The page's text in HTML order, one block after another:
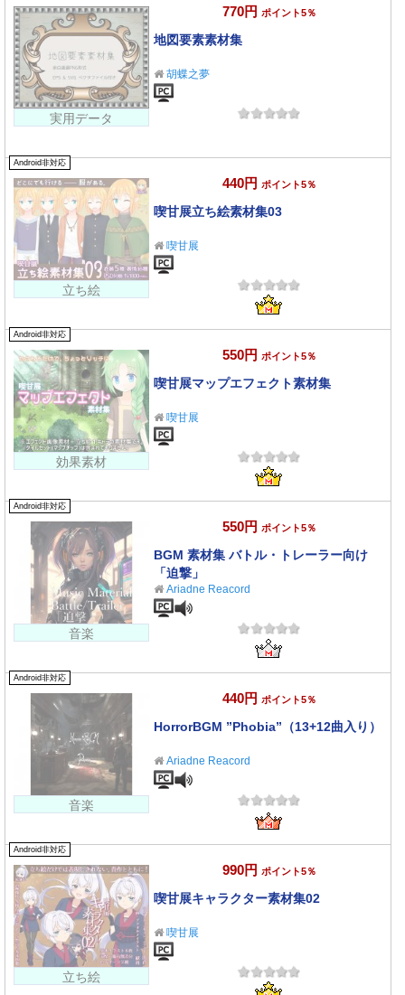
実用データ
770円 ポイント5％
地図要素素材集
胡蝶之夢
Android非対応
立ち絵
440円 ポイント5％
喫甘展立ち絵素材集03
喫甘展
Android非対応
効果素材
550円 ポイント5％
喫甘展マップエフェクト素材集
喫甘展
Android非対応
音楽
550円 ポイント5％
BGM 素材集 バトル・トレーラー向け
「迫撃」
Ariadne Reacord
Android非対応
音楽
440円 ポイント5％
HorrorBGM ”Phobia”（13+12曲入り）
Ariadne Reacord
Android非対応
立ち絵
990円 ポイント5％
喫甘展キャラクター素材集02
喫甘展